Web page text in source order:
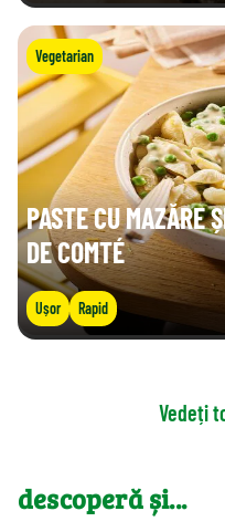
Vegetarian
PASTE CU MAZĂRE
DE COMTÉ
Ușor Rapid
Vedeți
descoperă și...